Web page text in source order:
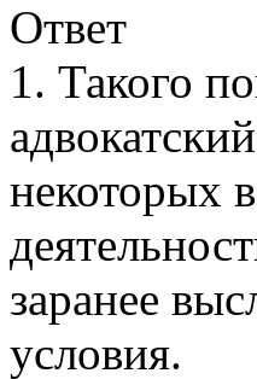
Ответ
1. Такого
некоторых
заранее
условия.